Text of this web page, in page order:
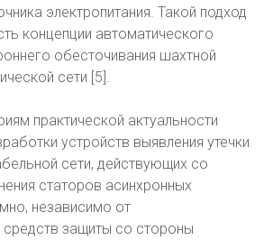
электропитания. Такой подход
концепции автоматического
обесточивания шахтной
сети [5].
практической актуальности
устройств выявления утечки
сети, действующих со
статоров асинхронных
независимо от
средств защиты со стороны